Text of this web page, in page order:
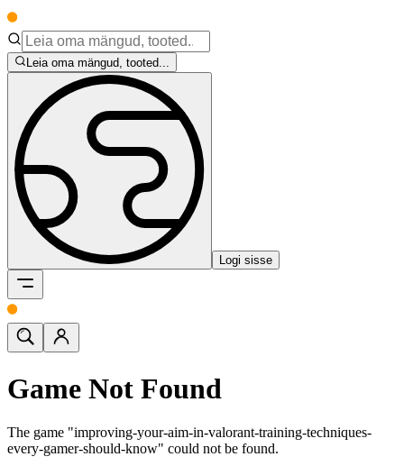
Leia oma mängud, tooted...
Logi sisse
Game Not Found
The game "improving-your-aim-in-valorant-training-techniques-
every-gamer-should-know" could not be found.